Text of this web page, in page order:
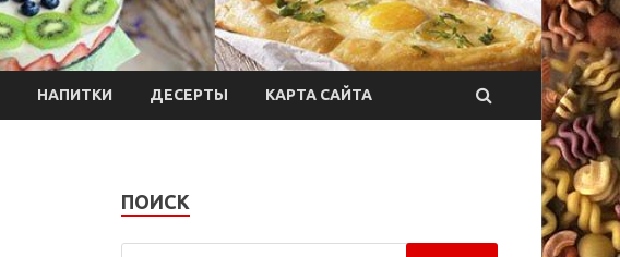
НАПИТКИ ДЕСЕРТЫ КАРТА САЙТА
ПОИСК